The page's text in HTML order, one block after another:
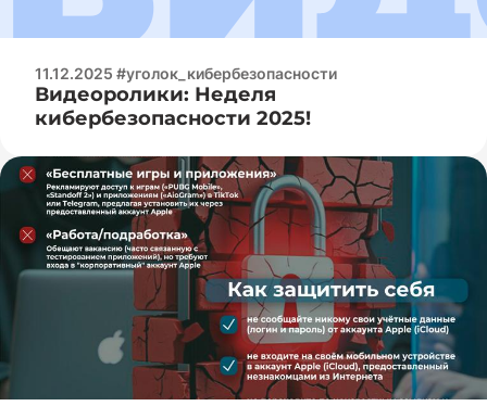
11.12.2025 #уголок_кибербезопасности
Видеоролики: Неделя
кибербезопасности 2025!